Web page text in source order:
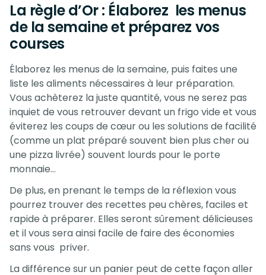
La règle d’Or : Élaborez les menus
de la semaine et préparez vos
courses
Élaborez les menus de la semaine, puis faites une
liste les aliments nécessaires à leur préparation.
Vous achèterez la juste quantité, vous ne serez pas
inquiet de vous retrouver devant un frigo vide et vous
éviterez les coups de cœur ou les solutions de facilité
(comme un plat préparé souvent bien plus cher ou
une pizza livrée) souvent lourds pour le porte
monnaie…
De plus, en prenant le temps de la réflexion vous
pourrez trouver des recettes peu chères, faciles et
rapide à préparer. Elles seront sûrement délicieuses
et il vous sera ainsi facile de faire des économies
sans vous priver.
La différence sur un panier peut de cette façon aller